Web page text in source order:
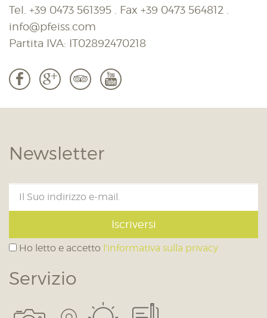
Tel. +39 0473 561395 . Fax +39 0473 564812
info@pfeiss.com
Partita IVA: IT02892470218
b c 3 r
Newsletter
Iscriversi
Ho letto e accetto l'informativa sulla privacy
Servizio